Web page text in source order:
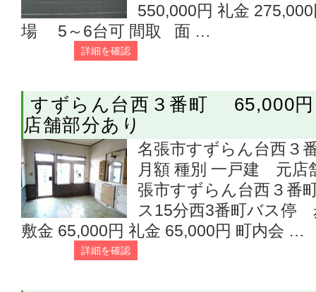
550,000円 礼金
場 5～6台可 間取 面 …
詳細を確認
すずらん台西３番町 65,000
店舗部分あり
名張市すずらん台西３
月額 種別 一戸建 元店
張市すずらん台西３番
ス15分西3番町バス停
敷金 65,000円 礼金 65,000円 町内会 …
詳細を確認